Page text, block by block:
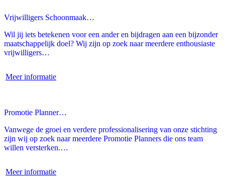
Vrijwilligers Schoonmaak…
Wil jij iets betekenen voor een ander en bijdragen aan een bijzonder
maatschappelijk doel? Wij zijn op zoek naar meerdere enthousiaste
vrijwilligers…
Meer informatie
Promotie Planner…
Vanwege de groei en verdere professionalisering van onze stichting
zijn wij op zoek naar meerdere Promotie Planners die ons team
willen versterken.…
Meer informatie